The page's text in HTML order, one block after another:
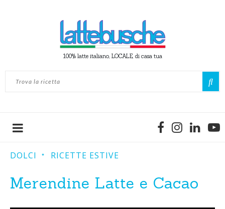
100% latte italiano, LOCALE, di casa tua
DOLCI RICETTE ESTIVE
Merendine Latte e Cacao